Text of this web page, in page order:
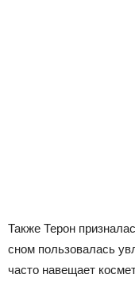
Также Терон
сном пользовалась
часто навещает